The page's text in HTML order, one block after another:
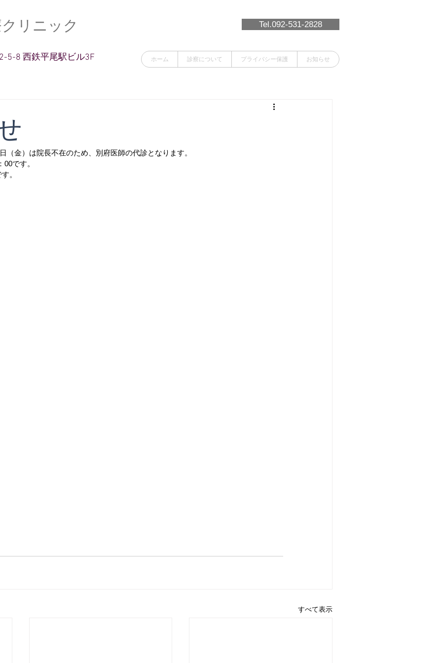
リニック
5-8 西鉄平尾駅ビル3F
Tel.092-531-2828
ホーム 診察について プライバシー保護 お知らせ
（金）は院長不在のため、別府医師の代診となります。
です。
。
すべて表示